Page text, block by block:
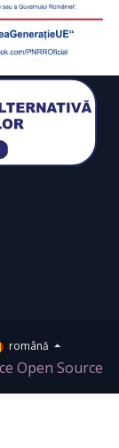
română
Open Source